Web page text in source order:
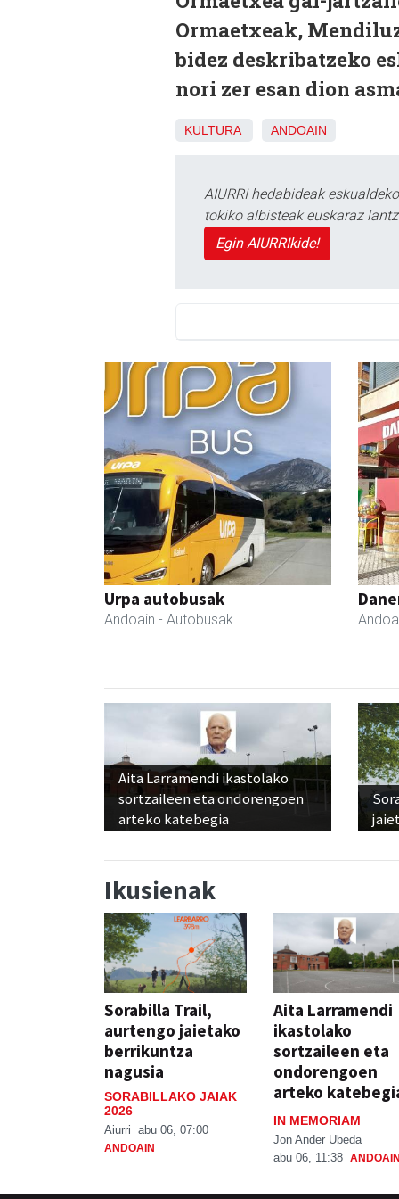
Ormaetxeak,
bidez deskribatzeko
nori zer esan dion
KULTURA ANDOAIN
AIURRI hedabideak
tokiko albisteak euskaraz
Egin AIURRIkide!
Urpa autobusak
Andoain - Autobusak
Aita Larramendi ikastolako
sortzaileen eta ondorengoen
arteko katebegia
Ikusienak
Sorabilla Trail,
aurtengo jaietako
berrikuntza
nagusia
SORABILLAKO JAIAK
2026
Aiurri abu 06, 07:00
ANDOAIN
Aita Larramendi
ikastolako
sortzaileen eta
ondorengoen
arteko
IN MEMORIAM
Jon Ander Ubeda
abu 06, 11:38